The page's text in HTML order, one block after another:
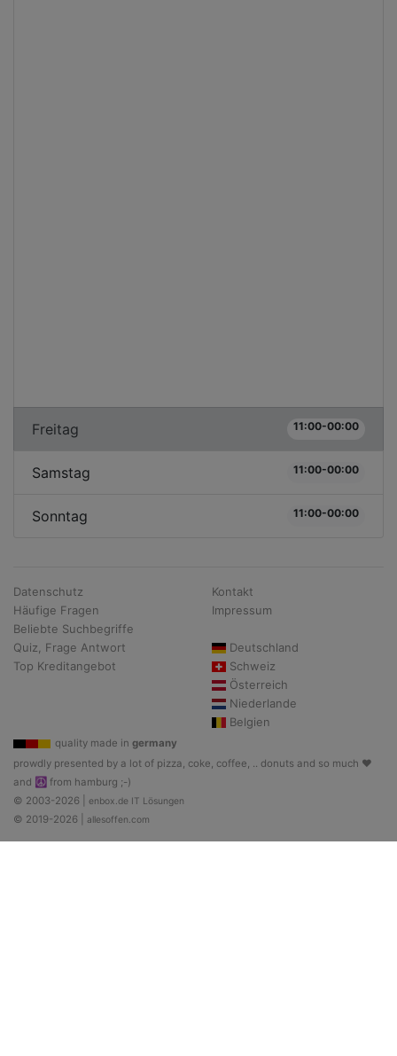
Freitag 11:00-00:00
Samstag 11:00-00:00
Sonntag 11:00-00:00
Datenschutz
Häufige Fragen
Beliebte Suchbegriffe
Quiz, Frage Antwort
Top Kreditangebot
Kontakt
Impressum
Deutschland
Schweiz
Österreich
Niederlande
Belgien
quality made in germany
prowdly presented by a lot of pizza, coke, coffee, .. donuts and so much ♥
and ☮ from hamburg ;-)
© 2003-2026 | enbox.de IT Lösungen
© 2019-2026 | allesoffen.com